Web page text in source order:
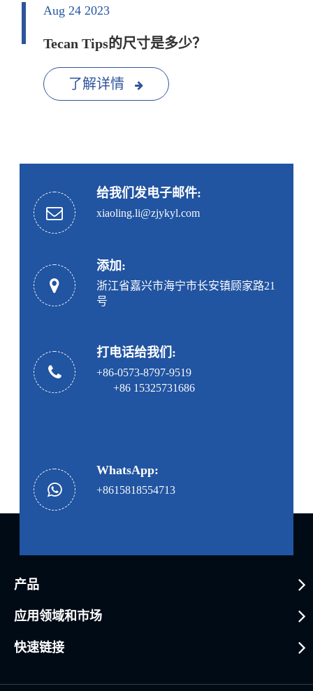
Aug 24 2023
Tecan Tips的尺寸是多少？
了解详情
给我们发电子邮件:
xiaoling.li@zjykyl.com
添加:
浙江省嘉兴市海宁市长安镇顾家路21
号
打电话给我们:
+86-0573-8797-9519
+86 15325731686
WhatsApp:
+8615818554713
产品
应用领域和市场
快速链接